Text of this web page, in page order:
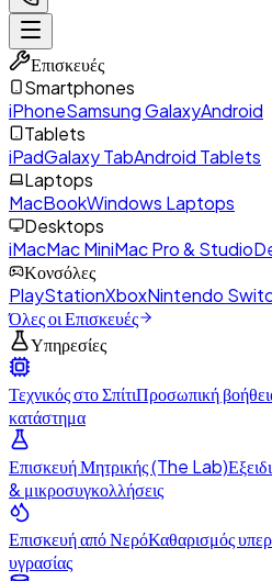
Επισκευές
Smartphones
iPhoneSamsung GalaxyAndroid
Tablets
iPadGalaxy TabAndroid Tablets
Laptops
MacBookWindows Laptops
Desktops
iMacMac MiniMac Pro & Studio
Κονσόλες
PlayStationXboxNintendo
Όλες οι Επισκευές
Υπηρεσίες
Τεχνικός στο ΣπίτιΠροσωπική
κατάστημα
Επισκευή Μητρικής (The Lab)
& μικροσυγκολλήσεις
Επισκευή από ΝερόΚαθαρισμός
υγρασίας